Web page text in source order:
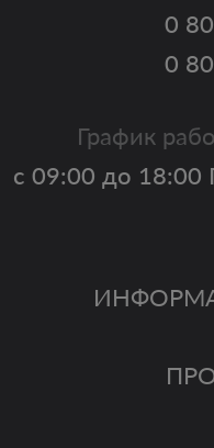
0
0
График
с 09:00 до 18:00